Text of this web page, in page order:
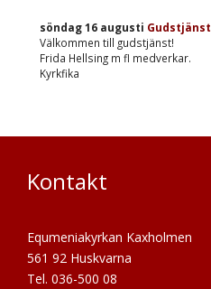
söndag 16 augusti Gudstjänst
Välkommen till gudstjänst!
Frida Hellsing m fl medverkar.
Kyrkfika
Kontakt
Equmeniakyrkan Kaxholmen
561 92 Huskvarna
Tel. 036-500 08